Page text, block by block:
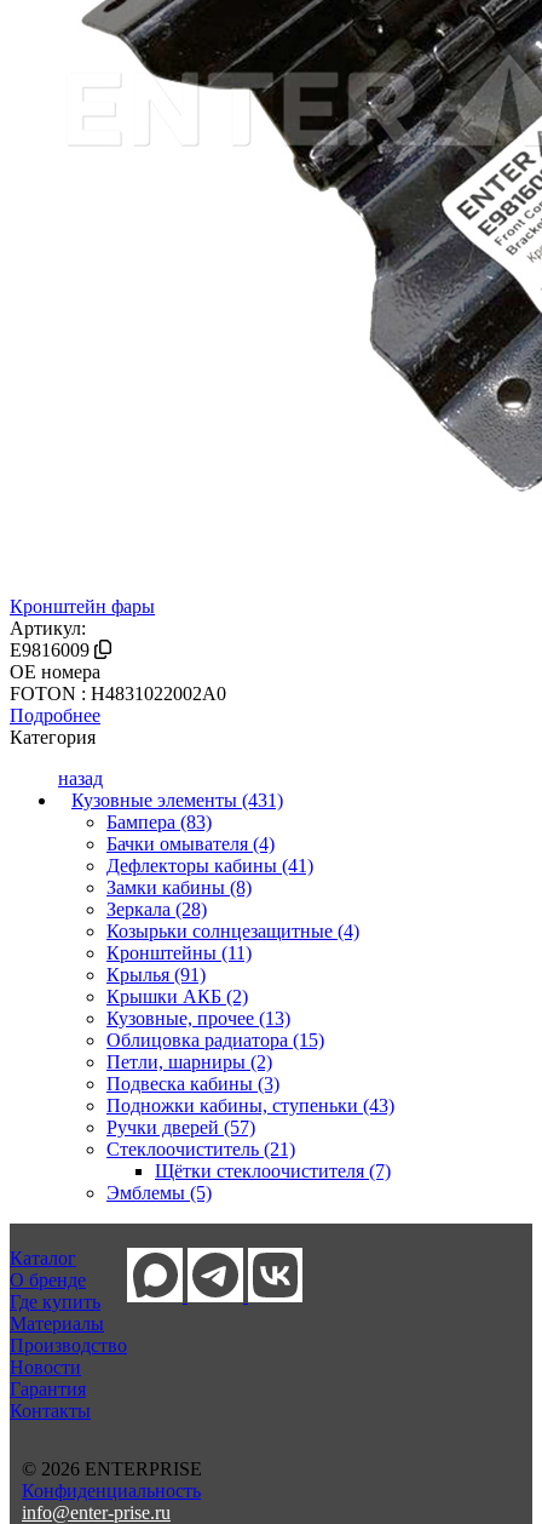
Кронштейн фары
Артикул:
E9816009
OE номера
FOTON : H4831022002A0
Подробнее
Категория
назад
Кузовные элементы (431)
Бампера (83)
Бачки омывателя (4)
Дефлекторы кабины (41)
Замки кабины (8)
Зеркала (28)
Козырьки солнцезащитные (4)
Кронштейны (11)
Крылья (91)
Крышки АКБ (2)
Кузовные, прочее (13)
Облицовка радиатора (15)
Петли, шарниры (2)
Подвеска кабины (3)
Подножки кабины, ступеньки (43)
Ручки дверей (57)
Стеклоочиститель (21)
Щётки стеклоочистителя (7)
Эмблемы (5)
Каталог
О бренде
Где купить
Материалы
Производство
Новости
Гарантия
Контакты
© 2026 ENTERPRISE
Конфиденциальность
info@enter-prise.ru